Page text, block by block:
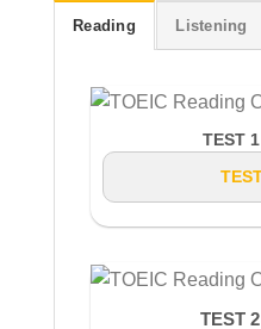
Reading Listening
TEST
TEST